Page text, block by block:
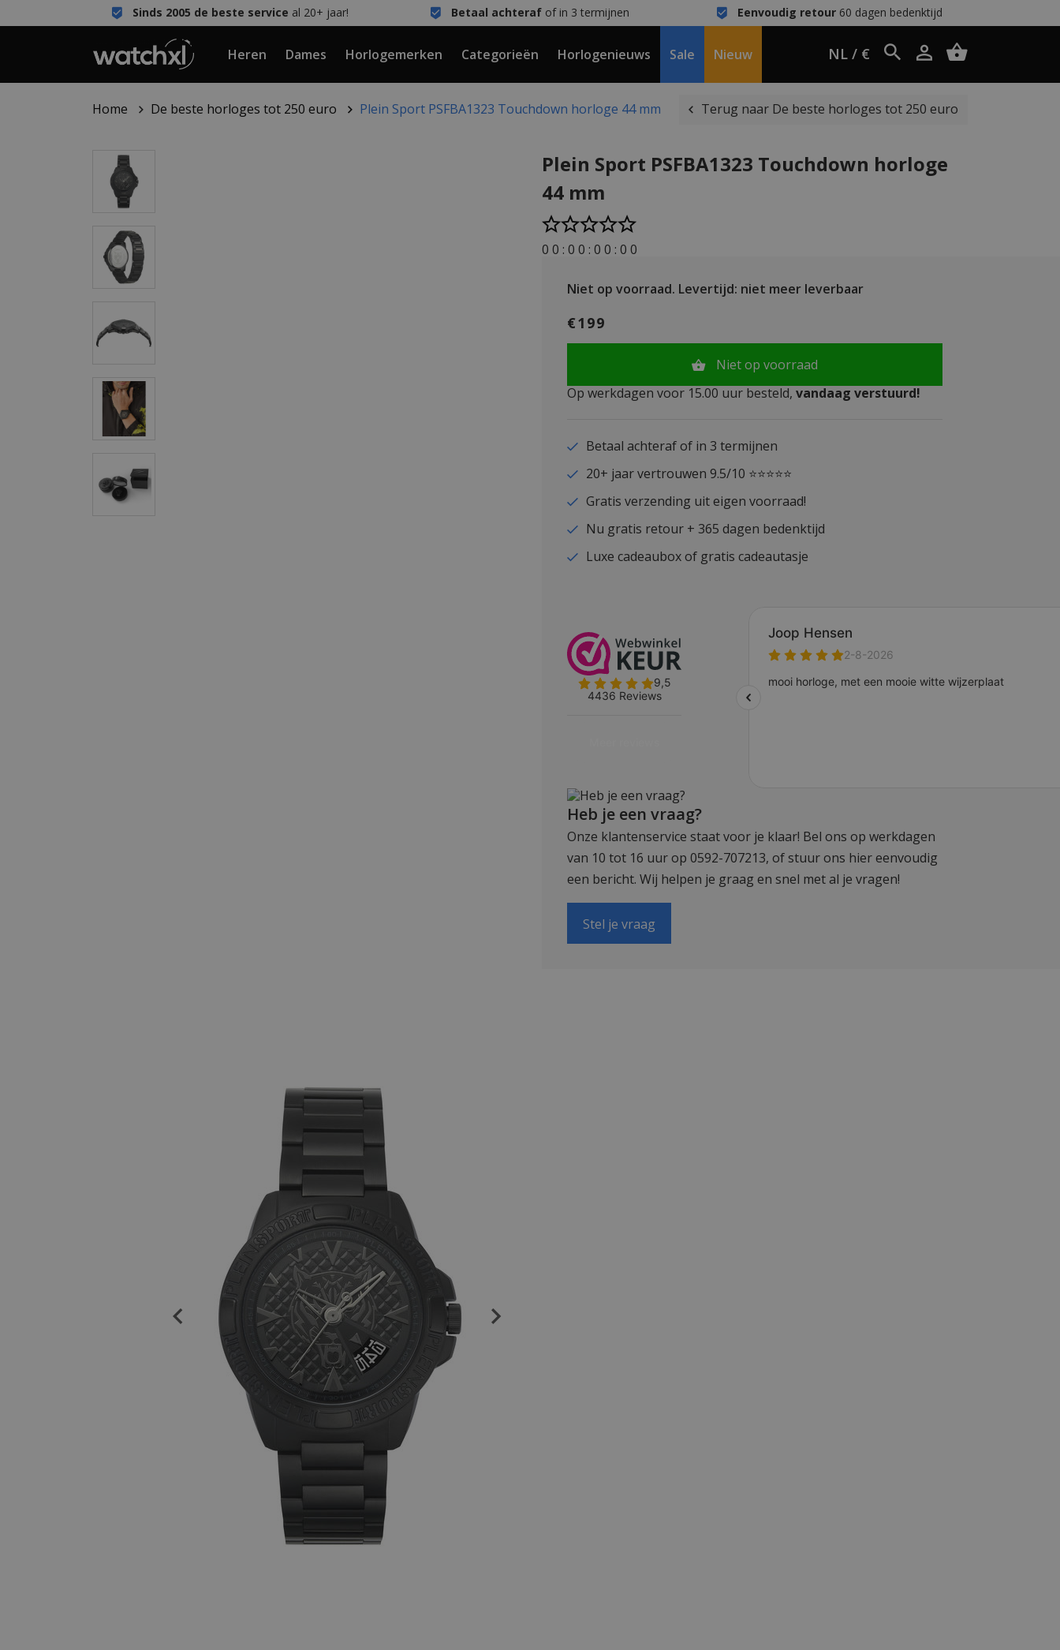
Sinds 2005 de beste service al 20+ jaar! Betaal achterafof in 3 termijnen Eenvoudig retour60 dagen bedenktijd
Heren Dames Horlogemerken Categorieën Horlogenieuws Sale Nieuw NL / €
Home De beste horloges tot 250 euro Plein Sport PSFBA1323 Touchdown horloge 44 mm Terug naar De beste horloges tot 250 euro
Plein Sport PSFBA1323 Touchdown horloge
44 mm
0 0 : 0 0 : 0 0 : 0 0
Niet op voorraad. Levertijd: niet meer leverbaar
€199
Niet op voorraad
Op werkdagen voor 15.00 uur besteld, vandaag verstuurd!
Betaal achteraf of in 3 termijnen
20+ jaar vertrouwen 9.5/10 ⭐⭐⭐⭐⭐
Gratis verzending uit eigen voorraad!
Nu gratis retour + 365 dagen bedenktijd
Luxe cadeaubox of gratis cadeautasje
Heb je een vraag?
Onze klantenservice staat voor je klaar! Bel ons op werkdagen
van 10 tot 16 uur op 0592-707213, of stuur ons hier eenvoudig
een bericht. Wij helpen je graag en snel met al je vragen!
Stel je vraag